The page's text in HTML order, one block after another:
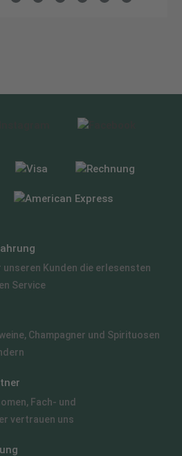
unseren Kunden die erlesensten
Service
Champagner und Spirituosen
Fach- und
vertrauen uns